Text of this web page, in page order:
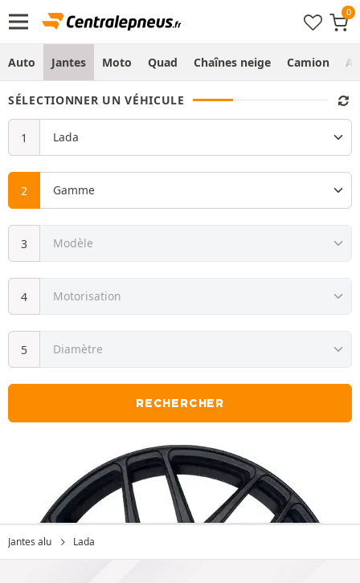
Auto Jantes Moto Quad Chaînes neige Camion
SÉLECTIONNER UN VÉHICULE
RECHERCHER
Jantes alu Lada